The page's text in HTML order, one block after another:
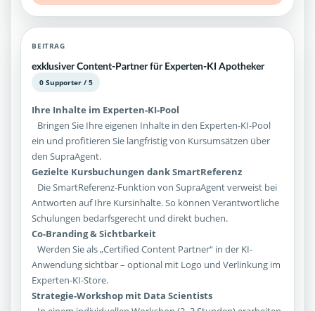
BEITRAG
exklusiver Content-Partner für Experten-KI Apotheker
0 Supporter / 5
Ihre Inhalte im Experten-KI-Pool
Bringen Sie Ihre eigenen Inhalte in den Experten-KI-Pool
ein und profitieren Sie langfristig von Kursumsätzen über
den SupraAgent.
Gezielte Kursbuchungen dank SmartReferenz
Die SmartReferenz-Funktion von SupraAgent verweist bei
Antworten auf Ihre Kursinhalte. So können Verantwortliche
Schulungen bedarfsgerecht und direkt buchen.
Co-Branding & Sichtbarkeit
Werden Sie als „Certified Content Partner“ in der KI-
Anwendung sichtbar – optional mit Logo und Verlinkung im
Experten-KI-Store.
Strategie-Workshop mit Data Scientists